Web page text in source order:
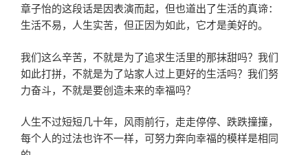
章子怡的这段话是因表演而起，但也道出了生活的真谛：
生活不易，人生实苦，但正因为如此，它才是美好的。
我们这么辛苦，不就是为了追求生活里的那抹甜吗？我们
如此打拼，不就是为了站家人过上更好的生活吗？我们努
力奋斗，不就是要创造未来的幸福吗？
人生不过短短几十年，风雨前行，走走停停、跌跌撞撞，
每个人的过法也许不一样，可努力奔向幸福的模样是相同